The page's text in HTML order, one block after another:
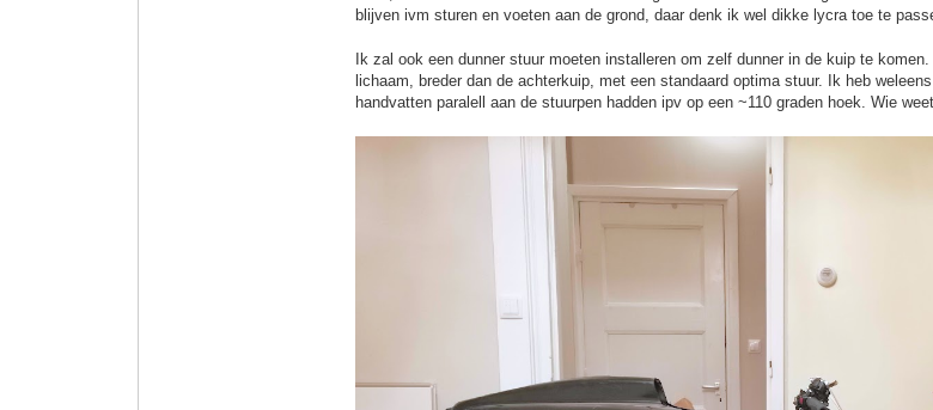
blijven ivm sturen en voeten aan de grond, daar denk ik wel dikke lycra toe te
Ik zal ook een dunner stuur moeten installeren om zelf dunner in de kuip te
lichaam, breder dan de achterkuip, met een standaard optima stuur. Ik heb
handvatten paralell aan de stuurpen hadden ipv op een ~110 graden hoek. Wie